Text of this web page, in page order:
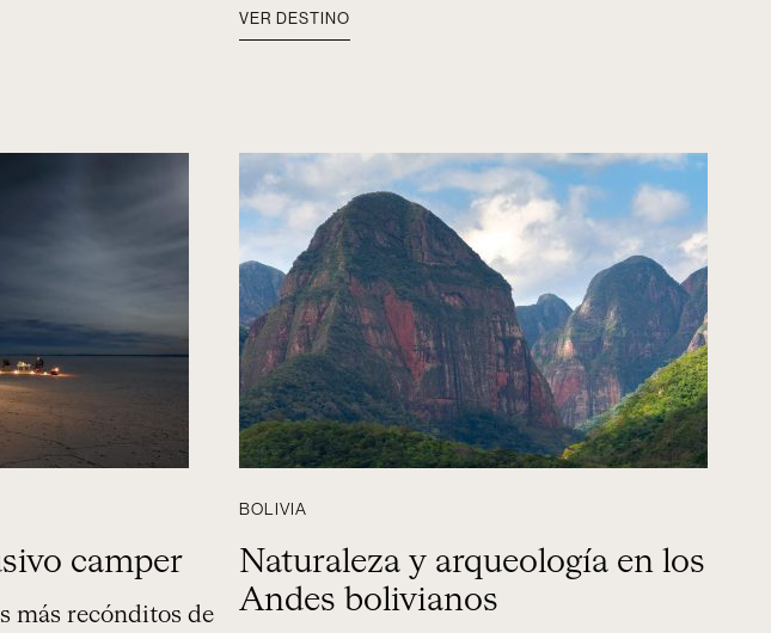
VER DESTINO
camper
más recónditos de
BOLIVIA
Naturaleza y arqueología en los
Andes bolivianos